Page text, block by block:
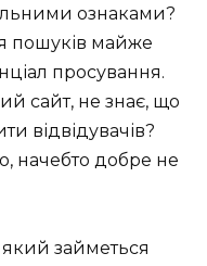
ознаками?
пошуків майже
просування.
сайт, не знає, що
відвідувачів?
начебто добре не
який займеться